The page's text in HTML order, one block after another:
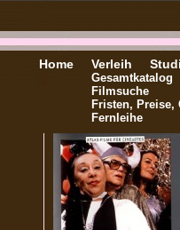
Home Verleih
Gesamtkatalog
Filmsuche
Fristen, Preise,
Fernleihe